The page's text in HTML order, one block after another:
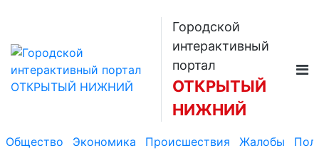
Городской
интерактивный
портал
ОТКРЫТЫЙ
НИЖНИЙ
Общество Экономика Происшествия Жалобы